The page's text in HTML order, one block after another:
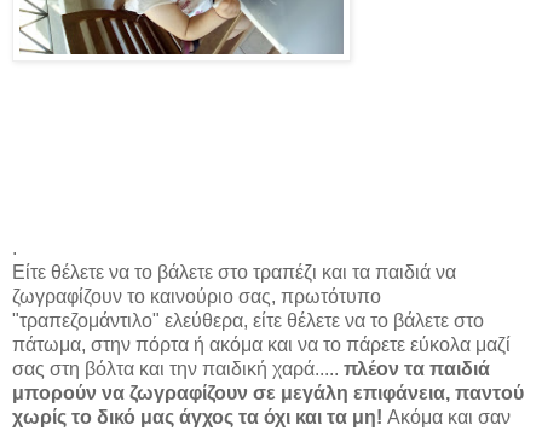
.
Είτε θέλετε να το βάλετε στο τραπέζι και τα παιδιά να
ζωγραφίζουν το καινούριο σας, πρωτότυπο
"τραπεζομάντιλο" ελεύθερα, είτε θέλετε να το βάλετε στο
πάτωμα, στην πόρτα ή ακόμα και να το πάρετε εύκολα μαζί
σας στη βόλτα και την παιδική χαρά..... πλέον τα παιδιά
μπορούν να ζωγραφίζουν σε μεγάλη επιφάνεια, παντού
χωρίς το δικό μας άγχος τα όχι και τα μη! Ακόμα και σαν